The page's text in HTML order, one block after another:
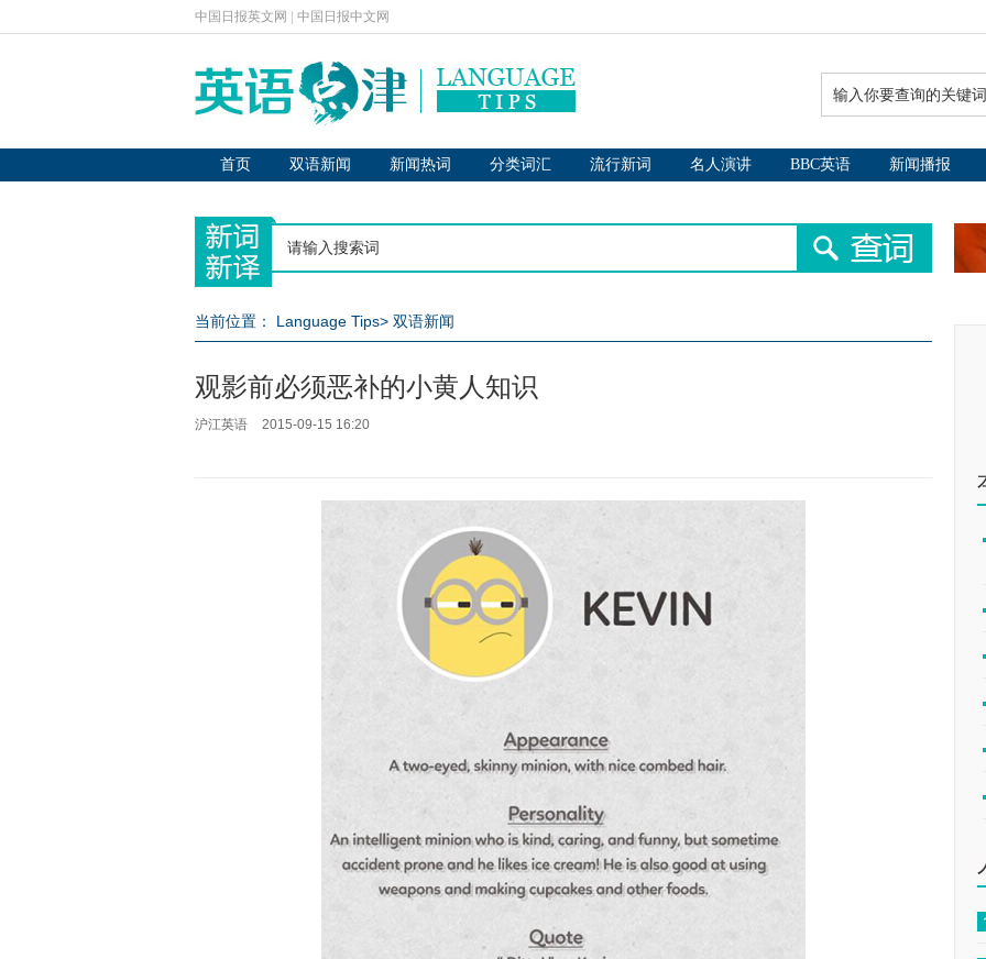
中国日报英文网 中国日报中文网
首页 双语新闻 新闻热词 分类词汇 流行新词 名人演讲 BBC英语 新闻播报
当前位置： Language Tips> 双语新闻
观影前必须恶补的小黄人知识
沪江英语 2015-09-15 16:20